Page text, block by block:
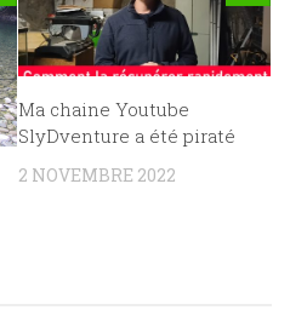
Ma chaine Youtube
SlyDventure a été piraté
2 NOVEMBRE 2022